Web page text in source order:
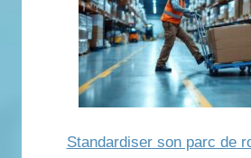
Standardiser son parc de